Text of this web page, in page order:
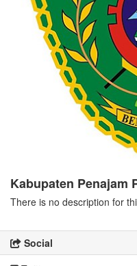
Kabupaten Penajam
There is no description for
Social